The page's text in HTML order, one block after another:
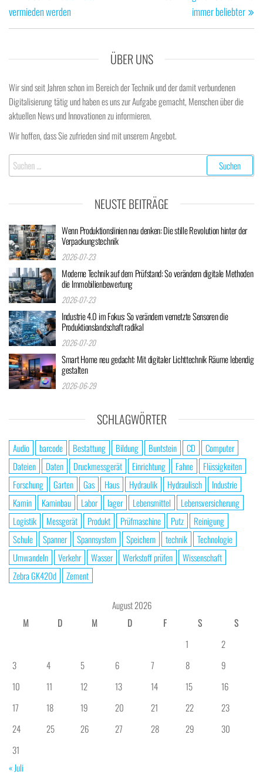
vermieden werden
immer beliebter
ÜBER UNS
Wir sind seit Jahren schon im Bereich der Technik und der damit verbundenen
Digitalisierung tätig und haben es uns zur Aufgabe gemacht, Menschen über die
aktuellen News und Innovationen zu informieren.
Wir hoffen, dass Sie zufrieden sind mit unserem Angebot.
Suchen
nach:
NEUSTE BEITRÄGE
Wenn Produktionslinien neu denken: Die stille Revolution hinter der
Verpackungstechnik
2026-07-23
Moderne Technik auf dem Prüfstand: So verändern digitale Methoden
die Immobilienbewertung
2026-07-23
Industrie 4.0 im Fokus: So verändern vernetzte Sensoren die
Produktionslandschaft radikal
2026-07-20
Smart Home neu gedacht: Mit digitaler Lichttechnik Räume lebendig
gestalten
2026-06-29
SCHLAGWÖRTER
Audio barcode Bestattung Bildung Buntstein CD
Computer
Dateien
Daten Druckmessgerät Einrichtung Fahne
Flüssigkeiten
Forschung
Garten Gas Haus Hydraulik Hydraulisch
Industrie
Kamin
Kaminbau Labor lager Lebensmittel
Lebensversicherung
Logistik
Messgerät Produkt Prüfmaschine Putz
Reinigung
Schule
Spanner Spannsystem Speichern technik
Technologie
Umwandeln
Verkehr Wasser Werkstoff prüfen
Wissenschaft
Zebra GK420d
Zement
August 2026
M
D M D F S
S
1
2
3
4 5 6 7 8
9
10
11 12 13 14 15
16
17
18 19 20 21 22
23
24
25 26 27 28 29
30
31
« Juli